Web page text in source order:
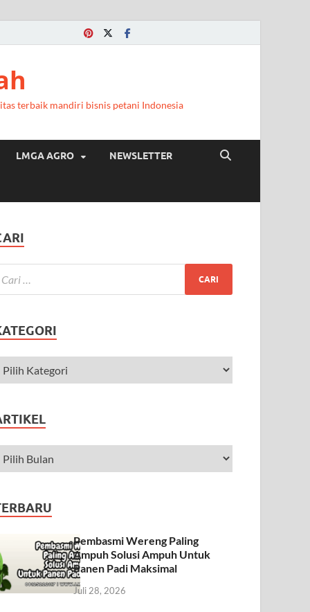
terbaik mandiri bisnis petani Indonesia
LMGA AGRO NEWSLETTER
Pembasmi Wereng Paling
Ampuh Solusi Ampuh Untuk
Panen Padi Maksimal
Juli 28, 2026